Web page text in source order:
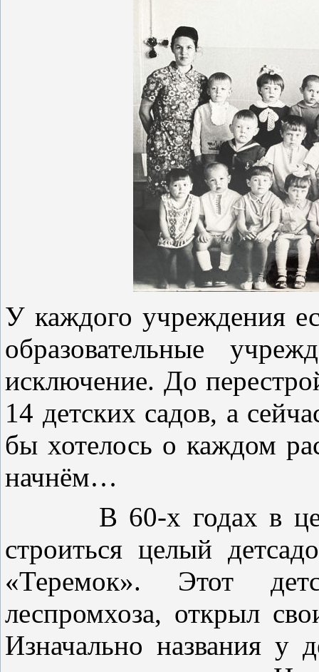
У каждого учреждения
образовательные
исключение. До
14 детских садов, а
бы хотелось о каждом
начнём…
В 60-х годах в
строиться целый
«Теремок». Этот
леспромхоза, открыл
Изначально названия у